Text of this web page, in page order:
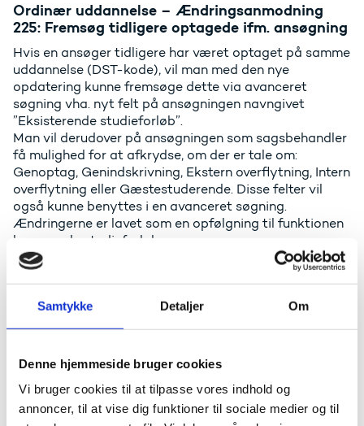
Samtykke Detaljer Om
Denne hjemmeside bruger cookies
Vi bruger cookies til at tilpasse vores indhold og
annoncer, til at vise dig funktioner til sociale medier og til
Ordinær uddannelse – Ændringsanmodning
225: Fremsøg tidligere optagede ifm. ansøgning
Hvis en ansøger tidligere har været optaget på samme
uddannelse (DST-kode), vil man med den nye
opdatering kunne fremsøge dette via avanceret
søgning vha. nyt felt på ansøgningen navngivet
”Eksisterende studieforløb”.
Man vil derudover på ansøgningen som sagsbehandler
få mulighed for at afkrydse, om der er tale om:
Genoptag, Genindskrivning, Ekstern overflytning, Intern
overflytning eller Gæstestuderende. Disse felter vil
også kunne benyttes i en avanceret søgning.
Ændringerne er lavet som en opfølgning til funktionen
kommende studieforløb.
Åben uddannelse - Ændringsanmodning 226:
Skjul RKV felter på OU Ansøgninger
Felterne ”Adgangskrav (RKV)” og
tilgængelige på fanen Dispensationer for ansøgninger
til Ordinær Uddannelse.